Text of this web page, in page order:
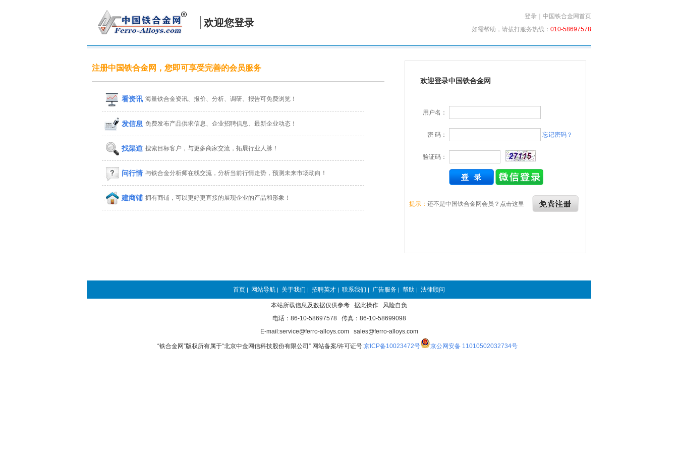
欢迎您登录
登录
中国铁合金网首页
如需帮助，请拔打服务热线： 010-58697578
注册中国铁合金网，您即可享受完善的会员服务
看资讯 海量铁合金资讯、报价、分析、调研、报告可免费浏览！
发信息 免费发布产品供求信息、企业招聘信息、最新企业动态！
找渠道 搜索目标客户，与更多商家交流，拓展行业人脉！
问行情 与铁合金分析师在线交流，分析当前行情走势，预测未来市场动向！
建商铺 拥有商铺，可以更好更直接的展现企业的产品和形象！
欢迎登录中国铁合金网
用户名：
密 码： 忘记密码？
验证码：
提示： 还不是中国铁合金网会员？点击这里
首页 | 网站导航 | 关于我们 | 招聘英才 | 联系我们 | 广告服务 | 帮助 | 法律顾问
本站所载信息及数据仅供参考 据此操作 风险自负
电话：86-10-58697578 传真：86-10-58699098
E-mail:service@ferro-alloys.com sales@ferro-alloys.com
“铁合金网”版权所有属于“北京中金网信科技股份有限公司” 网站备案/许可证号:京ICP备10023472号 京公网安备 11010502032734号